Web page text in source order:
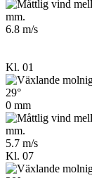
6.8 m/s
Kl. 01
29°
0 mm
5.7 m/s
Kl. 07